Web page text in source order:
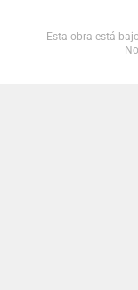
Esta obra está